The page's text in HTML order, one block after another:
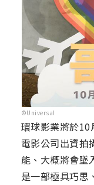
©Universal
環球影業將於10
電影公司出資拍
能、大概將會墜
是一部極具巧思